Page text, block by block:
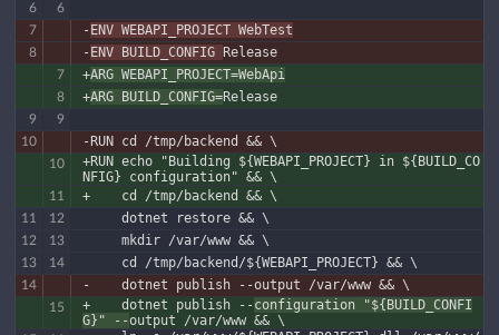
6
6
7
- ENV WEBAPI_PROJECT WebTest
8 - ENV BUILD_CONFIG Release
7 +ARG WEBAPI_PROJECT=WebApi
8 +ARG BUILD_CONFIG=Release
9
9
10
-RUN cd /tmp/backend && \
10
+RUN echo "Building ${WEBAPI_PROJECT} in ${BUILD_CO
NFIG} configuration" && \
11 +    cd /tmp/backend && \
11 12
     dotnet restore && \
12 13
     mkdir /var/www && \
13 14
     cd /tmp/backend/${WEBAPI_PROJECT} && \
14 -    dotnet publish --output /var/www && \
15 +    dotnet publish --configuration "${BUILD_CONFI
G}" --output /var/www && \